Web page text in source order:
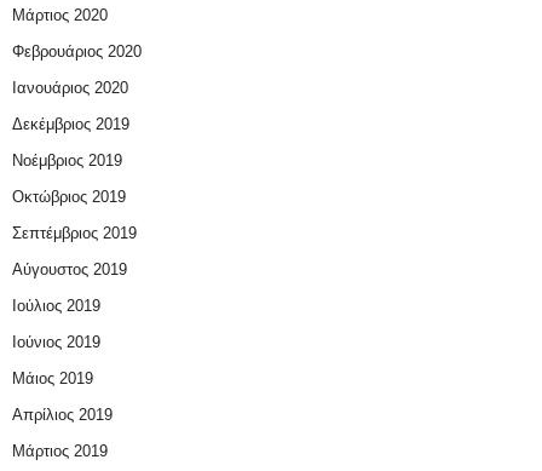
Μάρτιος 2020
Φεβρουάριος 2020
Ιανουάριος 2020
Δεκέμβριος 2019
Νοέμβριος 2019
Οκτώβριος 2019
Σεπτέμβριος 2019
Αύγουστος 2019
Ιούλιος 2019
Ιούνιος 2019
Μάιος 2019
Απρίλιος 2019
Μάρτιος 2019